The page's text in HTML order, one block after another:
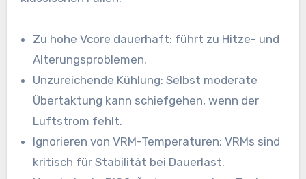
Zu hohe Vcore dauerhaft: führt zu Hitze- und
Alterungsproblemen.
Unzureichende Kühlung: Selbst moderate
Übertaktung kann schiefgehen, wenn der
Luftstrom fehlt.
Ignorieren von VRM-Temperaturen: VRMs sind
kritisch für Stabilität bei Dauerlast.